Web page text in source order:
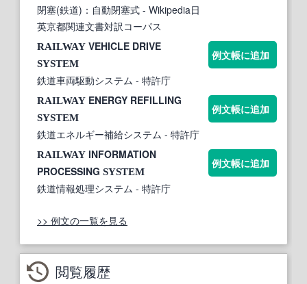
閉塞(鉄道)：自動閉塞式 - Wikipedia日
英京都関連文書対訳コーパス
RAILWAY VEHICLE DRIVE
SYSTEM
鉄道車両駆動システム - 特許庁
例文帳に追加
RAILWAY ENERGY REFILLING
SYSTEM
鉄道エネルギー補給システム - 特許庁
例文帳に追加
RAILWAY INFORMATION
PROCESSING SYSTEM
鉄道情報処理システム - 特許庁
例文帳に追加
>> 例文の一覧を見る
閲覧履歴